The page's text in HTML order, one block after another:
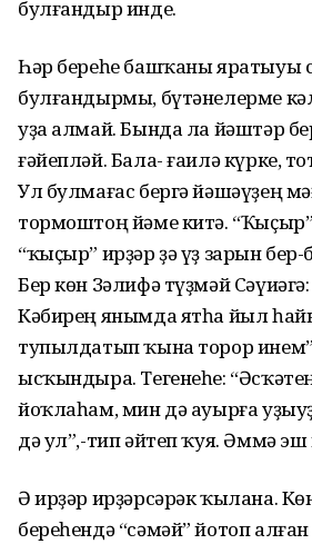
булғандыр инде.
Һәр береһе башҡаны яратыуы
булғандырмы, бүтәнелерме
уҙа алмай. Бында ла йәштәр
ғәйепләй. Бала- ғаилә күрке,
Ул булмағас бергә йәшәүҙең
тормоштоң йәме китә.
“ҡыҫыр” ирҙәр ҙә үҙ зарын
Бер көн Зәлифә түҙмәй
Кәбирең янымда ятһа йыл
тупылдатып ҡына торор
ысҡындыра. Тегенеһе:
йоҡлаһам, мин дә ауырға
дә ул”,-тип әйтеп ҡуя. Әммә
Ә ирҙәр ирҙәрсәрәк ҡылана.
береһендә “сәмәй” йотоп